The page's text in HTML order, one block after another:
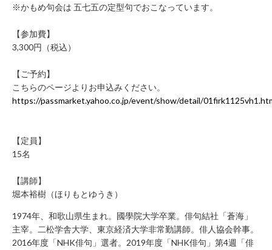
※かもめ句会は 五七五の定型句でおこなっています。
【参加費】
3,300円（税込）
【ご予約】
こちらのページよりお申込みください。
https://passmarket.yahoo.co.jp/event/show/detail/
【定員】
15名
【講師】
堀本裕樹（ほりもとゆうき）
1974年、和歌山県生まれ。國學院大学卒業。俳句結社「蒼海」
主宰。二松学舎大学、東京経済大学非常勤講師。俳人協会幹事。
2016年度「NHK俳句」選者。2019年度「NHK俳句」第4週「俳
ご
頼・
問
い
合
メ
ア
お
問
い
合